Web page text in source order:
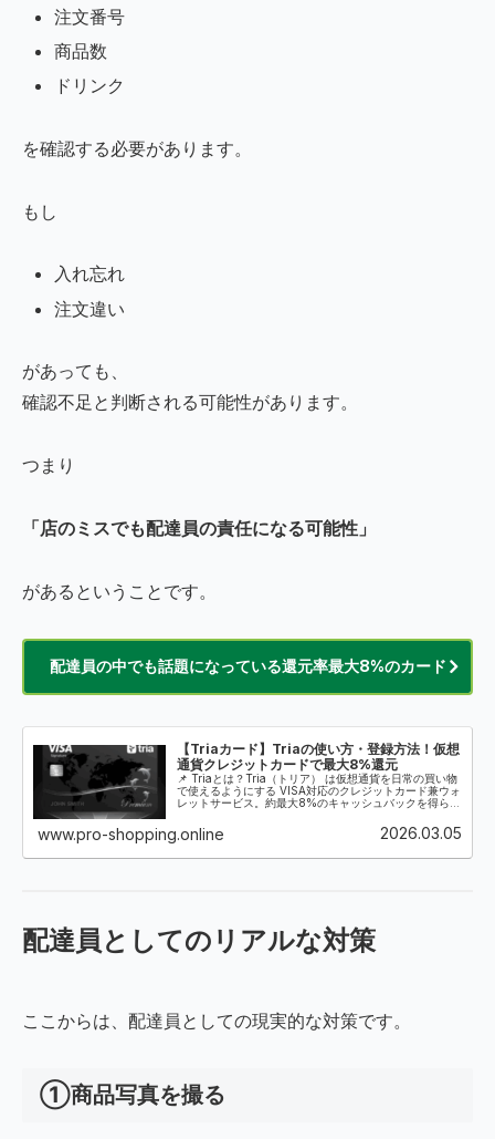
注文番号
商品数
ドリンク
を確認する必要があります。
もし
入れ忘れ
注文違い
があっても、
確認不足と判断される可能性があります。
つまり
「店のミスでも配達員の責任になる可能性」
があるということです。
配達員の中でも話題になっている還元率最大8%のカード
【Triaカード】Triaの使い方・登録方法！仮想
通貨クレジットカードで最大8%還元
📌 Triaとは？Tria（トリア） は仮想通貨を日常の買い物
で使えるようにする VISA対応のクレジットカード兼ウォ
レットサービス。約最大8%のキャッシュバックを得られ
「コインベース」...
www.pro-shopping.online 2026.03.05
配達員としてのリアルな対策
ここからは、配達員としての現実的な対策です。
①商品写真を撮る